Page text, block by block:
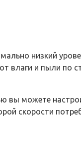
низкий
влаги и пыли по
вы можете
скорости